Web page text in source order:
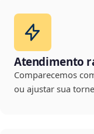
Atendimento
Comparecemos
ou ajustar sua